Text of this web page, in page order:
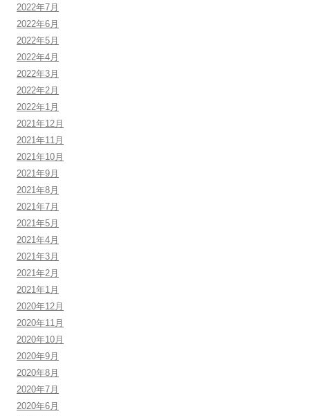
2022年7月
2022年6月
2022年5月
2022年4月
2022年3月
2022年2月
2022年1月
2021年12月
2021年11月
2021年10月
2021年9月
2021年8月
2021年7月
2021年5月
2021年4月
2021年3月
2021年2月
2021年1月
2020年12月
2020年11月
2020年10月
2020年9月
2020年8月
2020年7月
2020年6月